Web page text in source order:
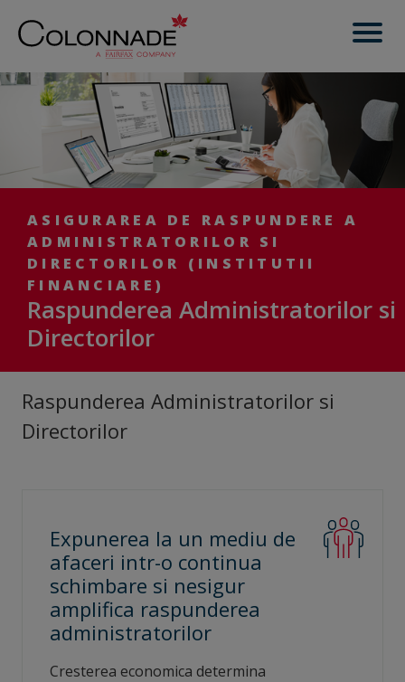
ASIGURAREA DE RASPUNDERE A
ADMINISTRATORILOR SI
DIRECTORILOR (INSTITUTII
FINANCIARE)
Raspunderea Administratorilor si
Directorilor
Raspunderea Administratorilor si
Directorilor
Expunerea la un mediu de
afaceri intr-o continua
schimbare si nesigur
amplifica raspunderea
administratorilor
Cresterea economica determina